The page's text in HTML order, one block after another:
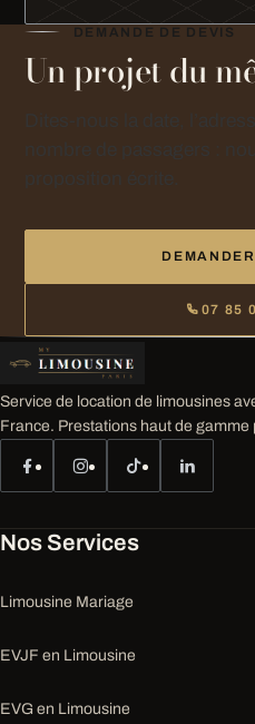
DEMANDE DE DEVIS
Un projet du
07 85
Service de location de limousines
France. Prestations haut de
Nos Services
Limousine Mariage
EVJF en Limousine
EVG en Limousine